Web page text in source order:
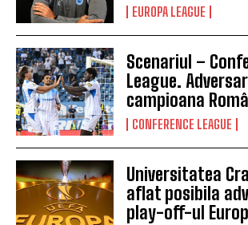
EUROPA LEAGUE
Scenariul –
League.
campioana
CONFERENCE LEAGUE
Universitatea
aflat posibila
play-off-ul